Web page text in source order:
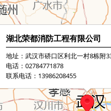
湖北荣都消防工程有限公司
地址：武汉市硚口区利北一村8栋附
电话：02784771878
联系电话：13986208455